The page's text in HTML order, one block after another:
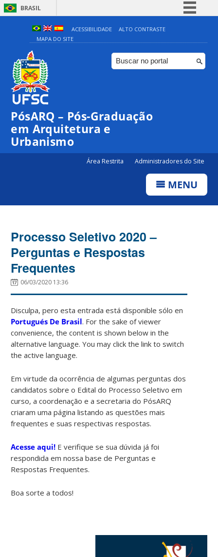
BRASIL
Simplifique!
Comunica BR
Participe
ACESSIBILIDADE
ALTO CONTRASTE
MAPA DO SITE
PósARQ – Pós-Graduação
em Arquitetura e
Urbanismo
Área Restrita Administradores do Site
MENU
Processo Seletivo 2020 –
Perguntas e Respostas
Frequentes
06/03/2020 13:36
Disculpa, pero esta entrada está disponible sólo en
Portugués De Brasil. For the sake of viewer
convenience, the content is shown below in the
alternative language. You may click the link to switch
the active language.
Em virtude da ocorrência de algumas perguntas dos
candidatos sobre o Edital do Processo Seletivo em
curso, a coordenação e a secretaria do PósARQ
criaram uma página listando as questões mais
frequentes e suas respectivas respostas.
Acesse aqui! E verifique se sua dúvida já foi
respondida em nossa base de Perguntas e
Respostas Frequentes.
Boa sorte a todos!